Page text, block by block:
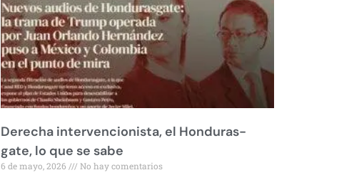
Derecha intervencionista, el Honduras-
gate, lo que se sabe
6 de mayo, 2026 No hay comentarios